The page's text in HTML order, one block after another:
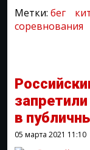
Метки: бег
соревнования
в
05 марта 2021 11:10